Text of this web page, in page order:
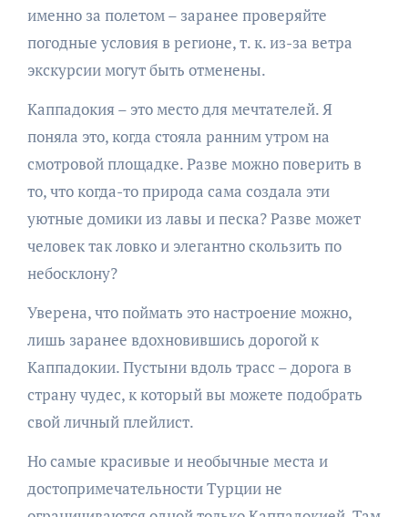
именно за полетом – заранее проверяйте
погодные условия в регионе, т. к. из-за ветра
экскурсии могут быть отменены.
Каппадокия – это место для мечтателей. Я
поняла это, когда стояла ранним утром на
смотровой площадке. Разве можно поверить в
то, что когда-то природа сама создала эти
уютные домики из лавы и песка? Разве может
человек так ловко и элегантно скользить по
небосклону?
Уверена, что поймать это настроение можно,
лишь заранее вдохновившись дорогой к
Каппадокии. Пустыни вдоль трасс – дорога в
страну чудес, к который вы можете подобрать
свой личный плейлист.
Но самые красивые и необычные места и
достопримечательности Турции не